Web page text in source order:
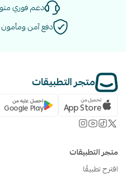
دعم فوري متوفر 24
دفع آمن
متجر التطبيقات
تحميل من
App Store احصل عليه من
Google Play
متجر التطبيقات
اقترح تطبيقًا